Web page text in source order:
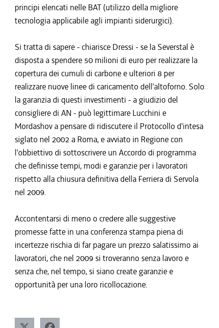
principi elencati nelle BAT (utilizzo della migliore
tecnologia applicabile agli impianti siderurgici).
Si tratta di sapere - chiarisce Dressi - se la Severstal è
disposta a spendere 50 milioni di euro per realizzare la
copertura dei cumuli di carbone e ulteriori 8 per
realizzare nuove linee di caricamento dell'altoforno. Solo
la garanzia di questi investimenti - a giudizio del
consigliere di AN - può legittimare Lucchini e
Mordashov a pensare di ridiscutere il Protocollo d'intesa
siglato nel 2002 a Roma, e avviato in Regione con
l'obbiettivo di sottoscrivere un Accordo di programma
che definisse tempi, modi e garanzie per i lavoratori
rispetto alla chiusura definitiva della Ferriera di Servola
nel 2009.
Accontentarsi di meno o credere alle suggestive
promesse fatte in una conferenza stampa piena di
incertezze rischia di far pagare un prezzo salatissimo ai
lavoratori, che nel 2009 si troveranno senza lavoro e
senza che, nel tempo, si siano create garanzie e
opportunità per una loro ricollocazione.